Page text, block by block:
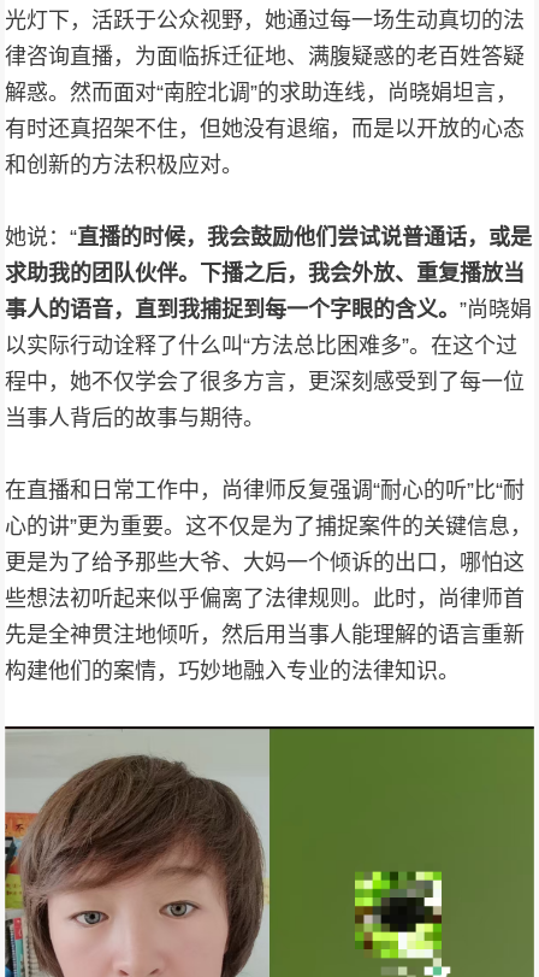
光灯下，活跃于公众视野，她通过每一场生动真切的法
律咨询直播，为面临拆迁征地、满腹疑惑的老百姓答疑
解惑。然而面对“南腔北调”的求助连线，尚晓娟坦言，
有时还真招架不住，但她没有退缩，而是以开放的心态
和创新的方法积极应对。
她说：“直播的时候，我会鼓励他们尝试说普通话，或是
求助我的团队伙伴。下播之后，我会外放、重复播放当
事人的语音，直到我捕捉到每一个字眼的含义。”尚晓娟
以实际行动诠释了什么叫“方法总比困难多”。在这个过
程中，她不仅学会了很多方言，更深刻感受到了每一位
当事人背后的故事与期待。
在直播和日常工作中，尚律师反复强调“耐心的听”比“耐
心的讲”更为重要。这不仅是为了捕捉案件的关键信息，
更是为了给予那些大爷、大妈一个倾诉的出口，哪怕这
些想法初听起来似乎偏离了法律规则。此时，尚律师首
先是全神贯注地倾听，然后用当事人能理解的语言重新
构建他们的案情，巧妙地融入专业的法律知识。